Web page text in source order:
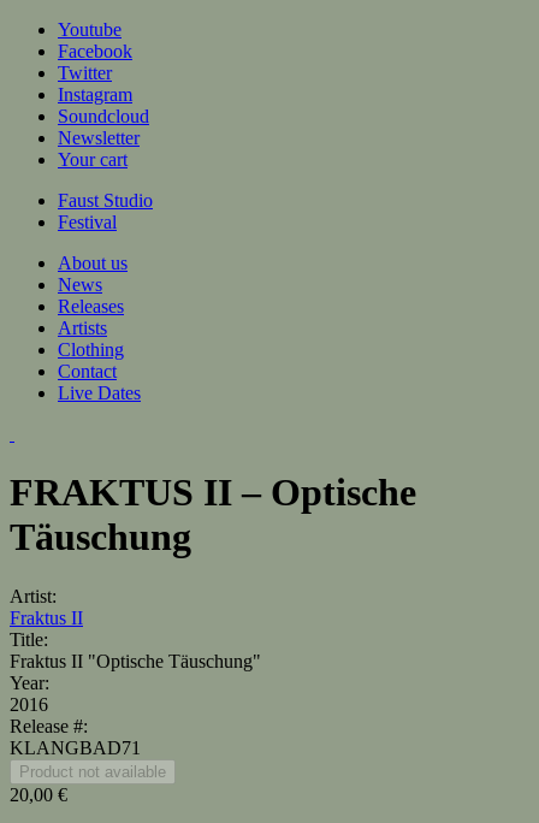
Jump to navigation
Youtube
Facebook
Twitter
Instagram
Soundcloud
Newsletter
Your cart
Faust Studio
Festival
About us
News
Releases
Artists
Clothing
Contact
Live Dates
FRAKTUS II – Optische
Täuschung
Artist:
Fraktus II
Title:
Fraktus II "Optische Täuschung"
Year:
2016
Release #:
KLANGBAD71
20,00 €